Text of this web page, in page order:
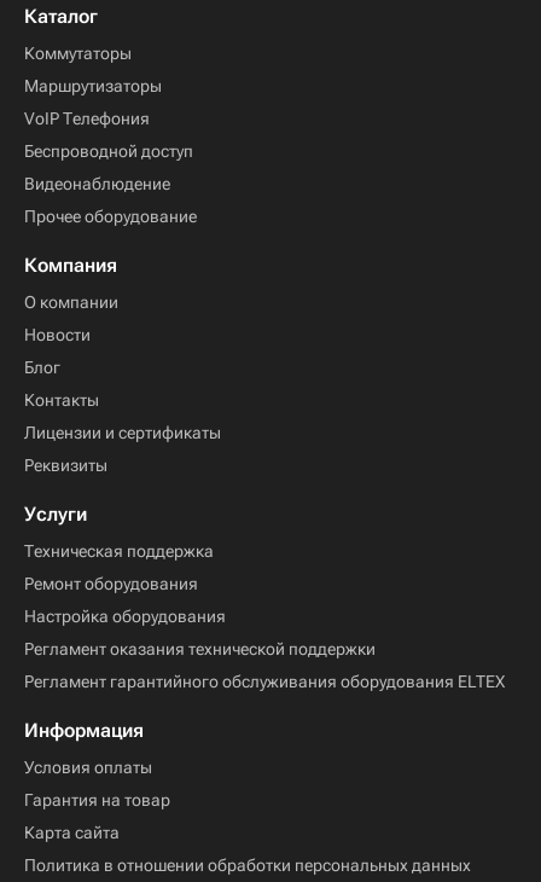
Каталог
Коммутаторы
Маршрутизаторы
VoIP Телефония
Беспроводной доступ
Видеонаблюдение
Прочее оборудование
Компания
О компании
Новости
Блог
Контакты
Лицензии и сертификаты
Реквизиты
Услуги
Техническая поддержка
Ремонт оборудования
Настройка оборудования
Регламент оказания технической поддержки
Регламент гарантийного обслуживания оборудования ELTEX
Информация
Условия оплаты
Гарантия на товар
Карта сайта
Политика в отношении обработки персональных данных